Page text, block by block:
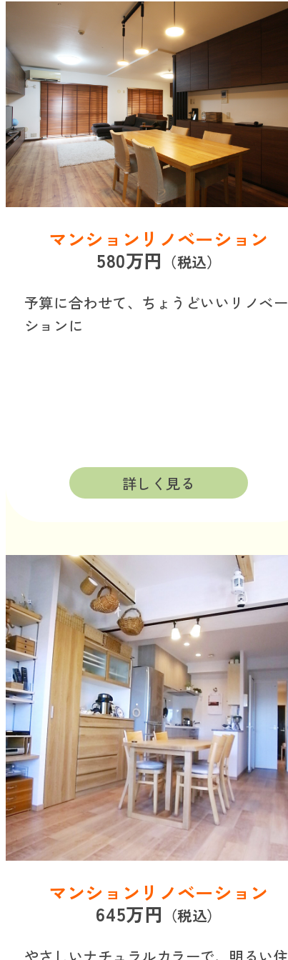
マンションリノベーション
580万円 （税込）
予算に合わせて、 ちょうどいいリノベー
ションに
詳しく見る
マンションリノベーション
645万円 （税込）